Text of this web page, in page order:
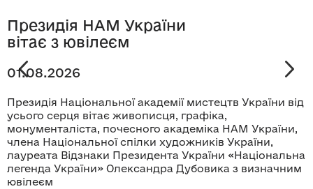
Президія НАМ України
вітає з ювілеєм
01.08.2026
Президія Національної академії мистецтв України від
усього серця вітає живописця, графіка,
монументаліста, почесного академіка НАМ України,
члена Національної спілки художників України,
лауреата Відзнаки Президента України «Національна
легенда України» Олександра Дубовика з визначним
ювілеєм